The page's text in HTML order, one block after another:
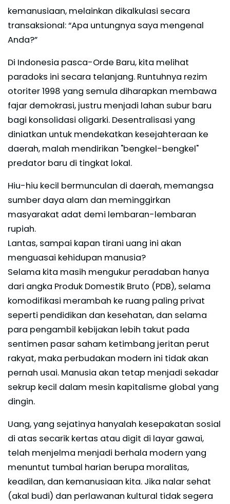
kemanusiaan, melainkan dikalkulasi secara
transaksional: “Apa untungnya saya mengenal
Anda?”
Di Indonesia pasca-Orde Baru, kita melihat
paradoks ini secara telanjang. Runtuhnya rezim
otoriter 1998 yang semula diharapkan membawa
fajar demokrasi, justru menjadi lahan subur baru
bagi konsolidasi oligarki. Desentralisasi yang
diniatkan untuk mendekatkan kesejahteraan ke
daerah, malah mendirikan "bengkel-bengkel"
predator baru di tingkat lokal.
Hiu-hiu kecil bermunculan di daerah, memangsa
sumber daya alam dan meminggirkan
masyarakat adat demi lembaran-lembaran
rupiah.
Lantas, sampai kapan tirani uang ini akan
menguasai kehidupan manusia?
Selama kita masih mengukur peradaban hanya
dari angka Produk Domestik Bruto (PDB), selama
komodifikasi merambah ke ruang paling privat
seperti pendidikan dan kesehatan, dan selama
para pengambil kebijakan lebih takut pada
sentimen pasar saham ketimbang jeritan perut
rakyat, maka perbudakan modern ini tidak akan
pernah usai. Manusia akan tetap menjadi sekadar
sekrup kecil dalam mesin kapitalisme global yang
dingin.
Uang, yang sejatinya hanyalah kesepakatan sosial
di atas secarik kertas atau digit di layar gawai,
telah menjelma menjadi berhala modern yang
menuntut tumbal harian berupa moralitas,
keadilan, dan kemanusiaan kita. Jika nalar sehat
(akal budi) dan perlawanan kultural tidak segera